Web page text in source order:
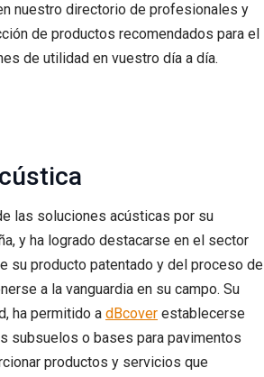
nuestro directorio de profesionales y
de productos recomendados para el
de utilidad en vuestro día a día.
las soluciones acústicas por su
y ha logrado destacarse en el sector
su producto patentado y del proceso de
a la vanguardia en su campo. Su
ha permitido a dBcover establecerse
subsuelos o bases para pavimentos
productos y servicios que